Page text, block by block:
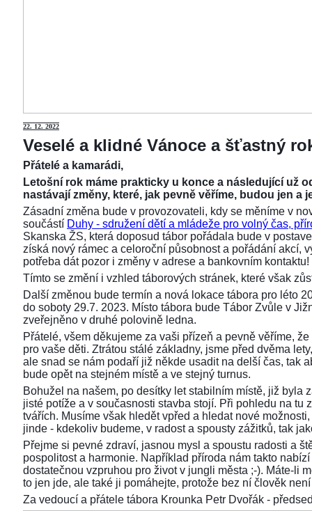
22. 12. 2022
Veselé a klidné Vánoce a šťastný
Přátelé a kamarádi,
Letošní rok máme prakticky u konce a následující už
nastávají změny, které, jak pevně věříme, budou jen a
Zásadní změna bude v provozovateli, kdy se měníme v
součástí Duhy - sdružení dětí a mládeže pro volný čas,
Skanska ŽS, která doposud tábor pořádala bude v
získá nový rámec a celoroční působnost a pořádání akcí,
potřeba dát pozor i změny v adrese a bankovním kontaktu!
Tímto se změní i vzhled táborových stránek, které však
Další změnou bude termín a nová lokace tábora pro léto
do soboty 29.7. 2023. Místo tábora bude Tábor Zvůle v
zveřejněno v druhé polovině ledna.
Přátelé, všem děkujeme za vaši přízeň a pevně věříme,
pro vaše děti. Ztrátou stálé základny, jsme před dvěma
ale snad se nám podaří již někde usadit na delší čas, tak
bude opět na stejném místě a ve stejný turnus.
Bohužel na našem, po desítky let stabilním místě, již byla
jisté potíže a v současnosti stavba stojí. Při pohledu na tu
tvářích. Musíme však hledět vpřed a hledat nové
jinde - kdekoliv budeme, v radost a spousty zážitků, tak
Přejme si pevné zdraví, jasnou mysl a spoustu radosti a
pospolitost a harmonie. Například příroda nám takto
dostatečnou vzpruhou pro život v jungli města ;-). Máte-li
to jen jde, ale také ji pomáhejte, protože bez ní člověk
Za vedoucí a přátele tábora Krounka Petr Dvořák -